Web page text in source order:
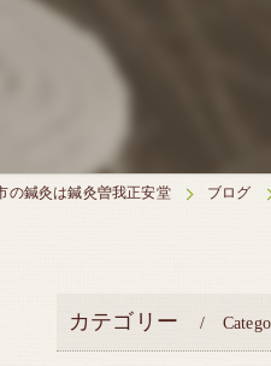
の鍼灸は鍼灸曽我正安堂 ブログ
カテゴリー